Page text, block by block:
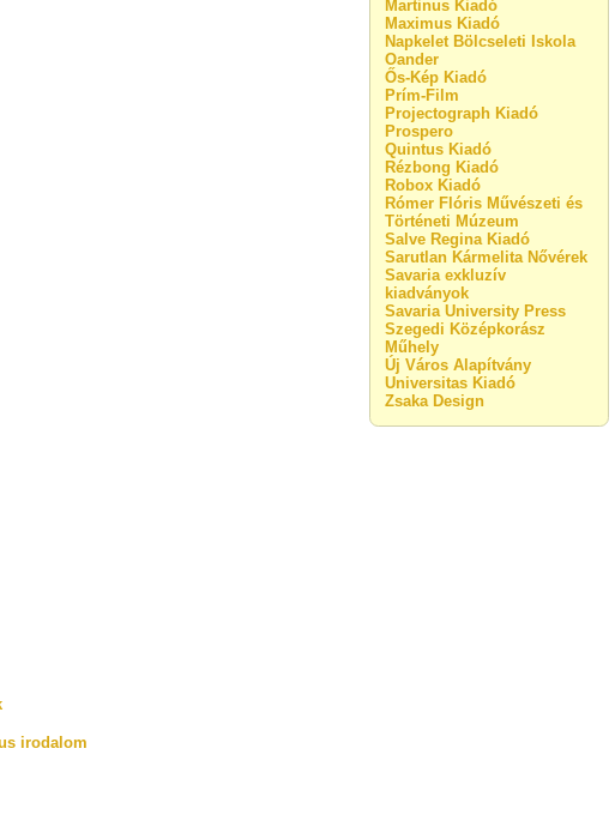
Martinus Kiadó
Maximus Kiadó
Napkelet Bölcseleti Iskola
Oander
Ős-Kép Kiadó
Prím-Film
Projectograph Kiadó
Prospero
Quintus Kiadó
Rézbong Kiadó
Robox Kiadó
Rómer Flóris Művészeti és
Történeti Múzeum
Salve Regina Kiadó
Sarutlan Kármelita Nővérek
Savaria exkluzív
kiadványok
Savaria University Press
Szegedi Középkorász
Műhely
Új Város Alapítvány
Universitas Kiadó
Zsaka Design
irodalom